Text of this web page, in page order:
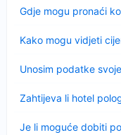
Gdje mogu pronaći
Kako mogu vidjeti
Unosim podatke
Zahtijeva li hotel
Je li moguće dobiti